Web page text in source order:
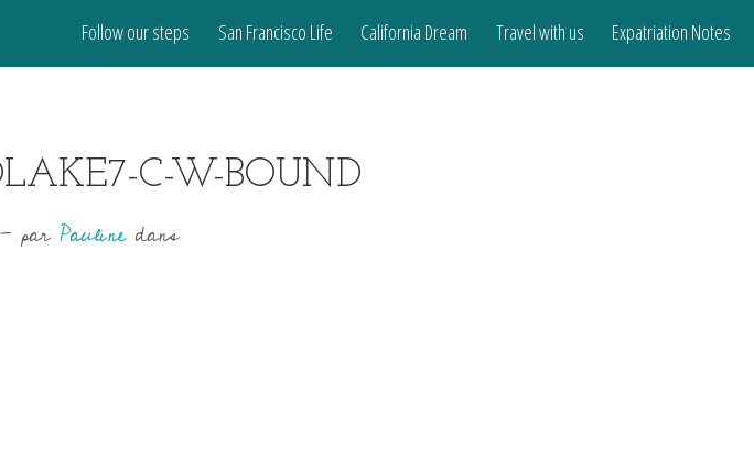
Follow our steps San Francisco Life California Dream Travel with us Expatriation Notes
C-W-BOUND
-parPaulinedans